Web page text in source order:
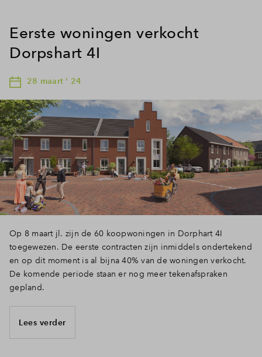
Eerste woningen verkocht
Dorpshart 4I
28 maart ' 24
Op 8 maart jl. zijn de 60 koopwoningen in Dorphart 4I
toegewezen. De eerste contracten zijn inmiddels ondertekend
en op dit moment is al bijna 40% van de woningen verkocht.
De komende periode staan er nog meer tekenafspraken
gepland.
Lees verder